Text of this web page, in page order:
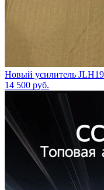
Новый усилитель
14 500 руб.